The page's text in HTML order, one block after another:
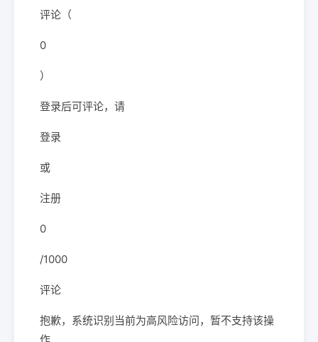
评论（
0
）
登录后可评论，请
登录
或
注册
0
/1000
评论
抱歉，系统识别当前为高风险访问，暂不支持该操